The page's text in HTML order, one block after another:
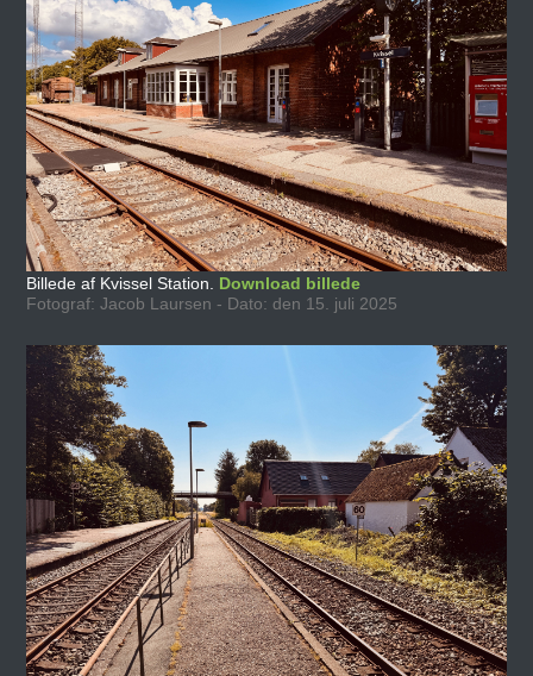
Billede af Kvissel Station. Download billede
Fotograf: Jacob Laursen - Dato: den 15. juli 2025